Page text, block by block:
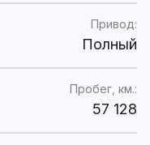
Привод:
Полный
Пробег, км.:
57 128